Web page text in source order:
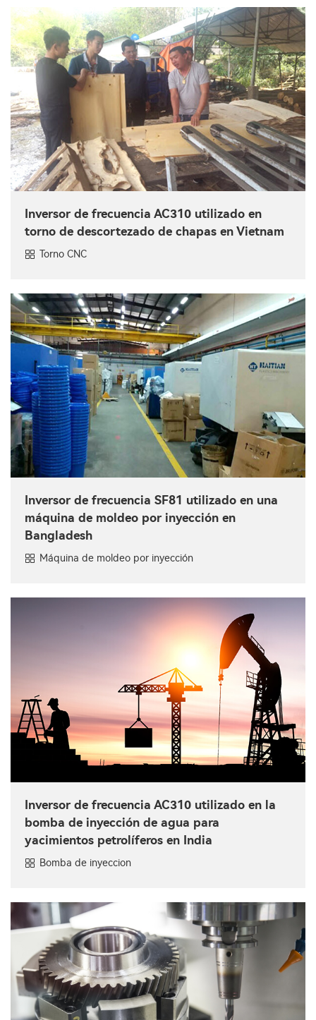
Inversor de frecuencia AC310 utilizado en
torno de descortezado de chapas en Vietnam
Torno CNC
Inversor de frecuencia SF81 utilizado en una
máquina de moldeo por inyección en
Bangladesh
Máquina de moldeo por inyección
Inversor de frecuencia AC310 utilizado en la
bomba de inyección de agua para
yacimientos petrolíferos en India
Bomba de inyeccion